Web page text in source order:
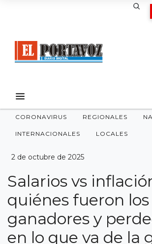
CORONAVIRUS REGIONALES
INTERNACIONALES LOCALES
2 de octubre de 2025
Salarios vs
quiénes fueron los
ganadores y
en lo que va de la